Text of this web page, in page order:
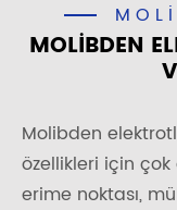
MOLIBDEN
Molibden
özellikleri için
erime noktası,